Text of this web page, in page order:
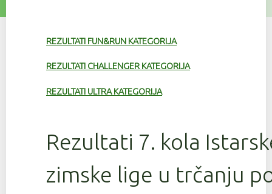
REZULTATI FUN&RUN KATEGORIJA
REZULTATI CHALLENGER KATEGORIJA
REZULTATI ULTRA KATEGORIJA
Rezultati 7. kola
zimske lige u trčanju